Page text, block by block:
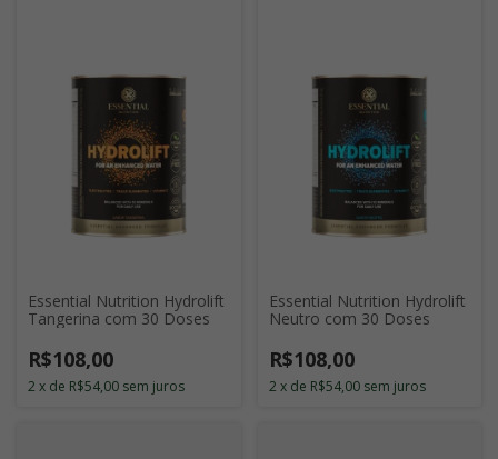
Essential Nutrition Hydrolift
Tangerina com 30 Doses
R$108,00
2 x de R$54,00 sem juros
Essential Nutrition Hydrolift
Neutro com 30 Doses
R$108,00
2 x de R$54,00 sem juros